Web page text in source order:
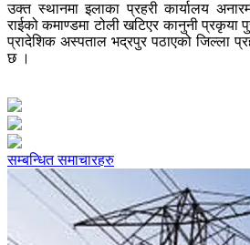
उक्त स्थानमा इलाका प्रहरी कार्यालय
राईको कमाण्डमा टोली खटिएर कानुनी प्रकृया
प्रादेशिक अस्पताल भद्रपुर पठाएको जिल्ला
छ ।
सम्बन्धित समाचारहरु